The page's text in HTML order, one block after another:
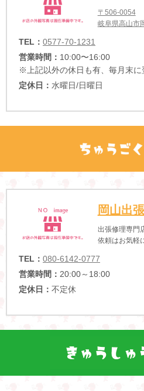
〒506-0054
岐阜県高山市
TEL： 0577-70-1231
営業時間： 10:00〜16:00
※上記以外の休日も有、毎月末
定休日： 水曜日/日曜日
岡山出
出張修理専門
依頼はお気軽
TEL： 080-6142-0777
営業時間： 20:00～18:00
定休日： 不定休